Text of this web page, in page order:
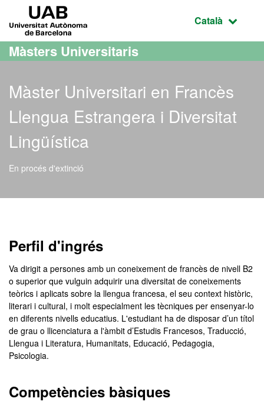
Ves al contingut principal
Ves a la navegació de la pàgina
Idioma
Català
Màsters Universitaris
Màster Universitari en Francès
Llengua Estrangera i Diversitat
Lingüística
En procés d'extinció
Perfil d'ingrés
Va dirigit a persones amb un coneixement de francès de nivell B2
o superior que vulguin adquirir una diversitat de coneixements
teòrics i aplicats sobre la llengua francesa, el seu context històric,
literari i cultural, i molt especialment les tècniques per ensenyar-lo
en diferents nivells educatius. L'estudiant ha de disposar d’un títol
de grau o llicenciatura a l'àmbit d’Estudis Francesos, Traducció,
Llengua i Literatura, Humanitats, Educació, Pedagogia,
Psicologia.
Competències bàsiques